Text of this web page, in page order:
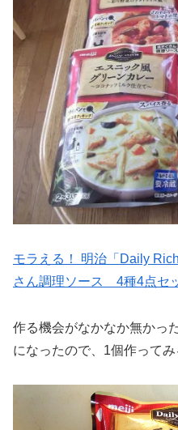
モラえる！ 明治「Daily
さん調理ソース 4種4点セ
作る機会がなかなか無かっ
になったので、1個作ってみ